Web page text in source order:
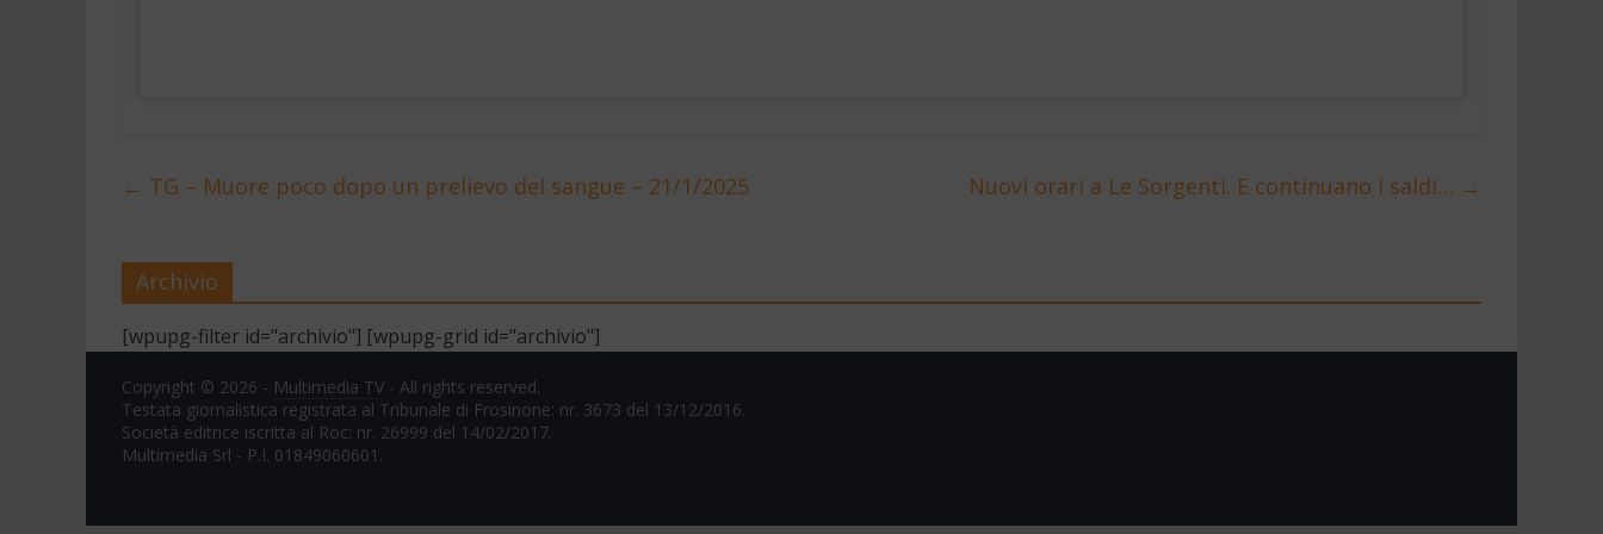
← TG – Muore poco dopo un prelievo del sangue – 21/1/2025 Nuovi orari a Le Sorgenti. E continuano i saldi… →
Archivio
[wpupg-filter id="archivio"] [wpupg-grid id="archivio"]
Copyright © 2026 - Multimedia TV - All rights reserved.
Testata giornalistica registrata al Tribunale di Frosinone: nr. 3673 del 13/12/2016.
Società editrice iscritta al Roc: nr. 26999 del 14/02/2017.
Multimedia Srl - P.I. 01849060601.